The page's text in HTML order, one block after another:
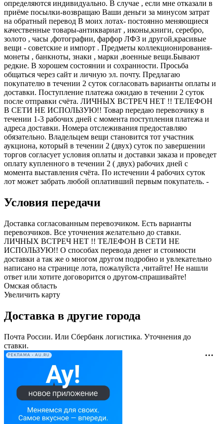
определяются индивидуально. В случае , если мне отказали в
приёме посылки-возвращаю Ваши деньги за минусом затрат
на обратный перевод В моих лотах- постоянно меняющиеся
качественные товары-антиквариат , иконы,книги, серебро,
золото , часы ,фотографии, фарфор ЛФЗ и другой,красивые
вещи - советские и импорт . Предметы коллекционирования-
монеты , банкноты, знаки , марки ,военные вещи.Бывают
редкие. В хорошем состоянии и сохранности. Просьба
общаться через сайт и личную эл. почту. Предлагаю
покупателю в течении 2 суток согласовать варианты оплаты и
доставки. Поступление платежа ожидаю в течении 2 суток
после отправки счёта. ЛИЧНЫХ ВСТРЕЧ НЕТ !! ТЕЛЕФОН
В СЕТИ НЕ ИСПОЛЬЗУЮ!! Товар передаю перевозчику в
течении 1-3 рабочих дней с момента поступления платежа и
адреса доставки. Номера отслеживания предоставляю
обязательно. Владельцем вещи становится тот участник
аукциона, который в течении 2 (двух) суток по завершении
торгов согласует условия оплаты и доставки заказа и проведет
оплату купленного в течении 2 ( двух) рабочих дней с
момента выставления счёта. По истечении 4 рабочих суток
лот может забрать любой оплативший первым покупатель. -
Условия передачи
Доставка согласованным перевозчиком. Есть варианты
перевозчиков. Все уточнения желательно до ставки.
ЛИЧНЫХ ВСТРЕЧ НЕТ !! ТЕЛЕФОН В СЕТИ НЕ
ИСПОЛЬЗУЮ!! О способах перевода денег и стоимости
доставки а так же о многом другом подробно и увлекательно
написано на странице лота, пожалуйста ,читайте! Не нашли
ответ или хотите договорится о другом-спрашивайте!
Омская область
Увеличить карту
Доставка в другие города
Почта России. Или Сбербанк логистика. Уточнения до
ставки.
РЕКЛАМА • AU.RU